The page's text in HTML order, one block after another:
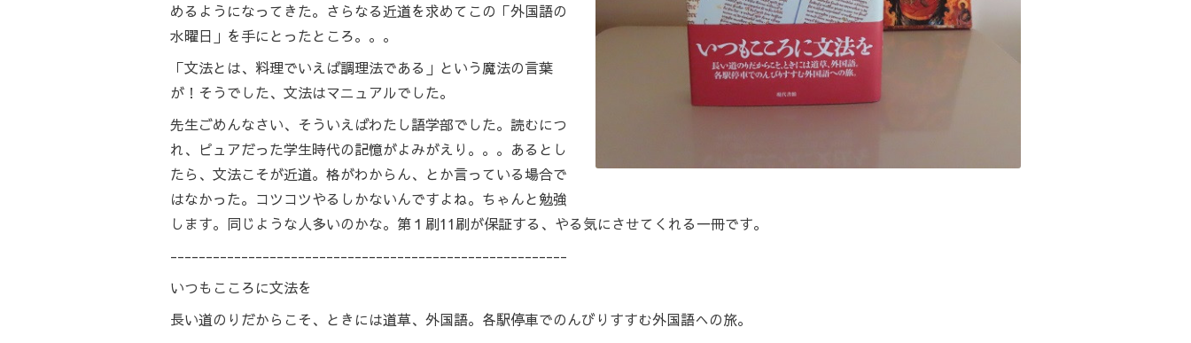
めるようになってきた。さらなる近道を求めてこの「外国語の
水曜日」を手にとったところ。。。
「文法とは、料理でいえば調理法である」という魔法の言葉
が！そうでした、文法はマニュアルでした。
先生ごめんなさい、そういえばわたし語学部でした。読むにつ
れ、ピュアだった学生時代の記憶がよみがえり。。。あるとし
たら、文法こそが近道。格がわからん、とか言っている場合で
はなかった。コツコツやるしかないんですよね。ちゃんと勉強
します。同じような人多いのかな。第１刷11刷が保証する、やる気にさせてくれる一冊です。
--------------------------------------------------------
いつもこころに文法を
長い道のりだからこそ、ときには道草、外国語。各駅停車でのんびりすすむ外国語への旅。